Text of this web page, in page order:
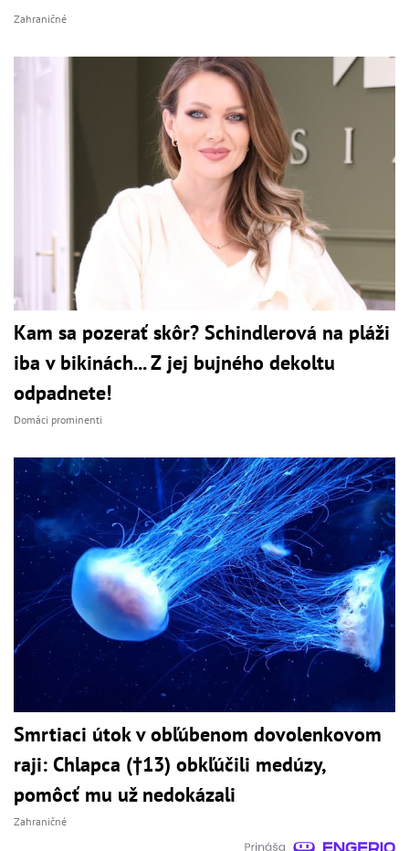
Zahraničné
Kam sa pozerať skôr? Schindlerová na pláži
iba v bikinách... Z jej bujného dekoltu
odpadnete!
Domáci prominenti
Smrtiaci útok v obľúbenom dovolenkovom
raji: Chlapca (†13) obkľúčili medúzy,
pomôcť mu už nedokázali
Zahraničné